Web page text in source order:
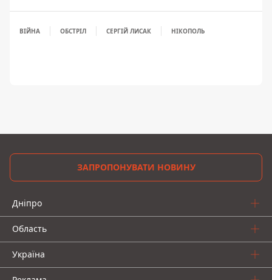
ВІЙНА ОБСТРІЛ СЕРГІЙ ЛИСАК НІКОПОЛЬ
ЗАПРОПОНУВАТИ НОВИНУ
Дніпро
Область
Україна